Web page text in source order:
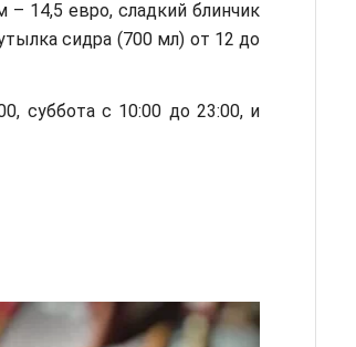
14,5 евро, сладкий блинчик
сидра (700 мл) от 12 до
суббота с 10:00 до 23:00, и